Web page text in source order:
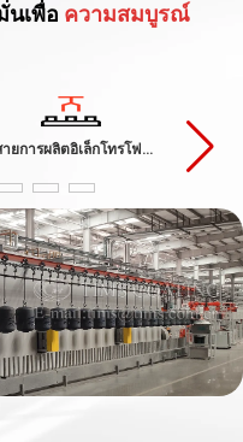
นเพื่อ ความสมบูรณ์
ายการผลิตอิเล็กโทรโฟรี
สายก